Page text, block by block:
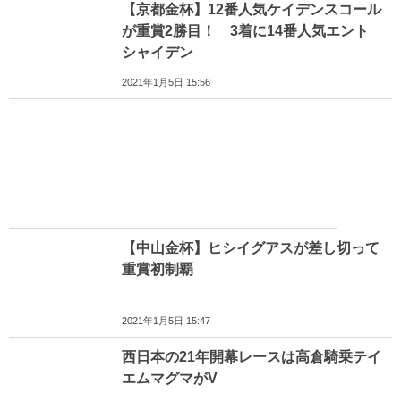
【京都金杯】12番人気ケイデンスコール
が重賞2勝目！ 3着に14番人気エント
シャイデン
2021年1月5日 15:56
【中山金杯】ヒシイグアスが差し切って
重賞初制覇
2021年1月5日 15:47
西日本の21年開幕レースは高倉騎乗テイ
エムマグマがV